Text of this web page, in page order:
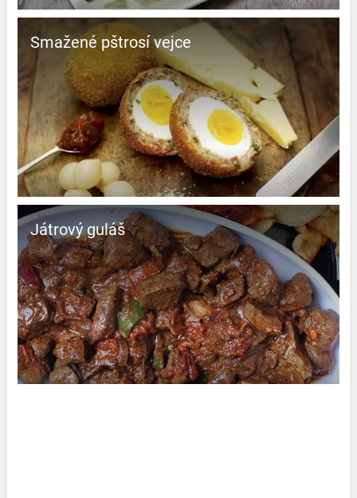
Smažené pštrosí vejce
Játrový guláš